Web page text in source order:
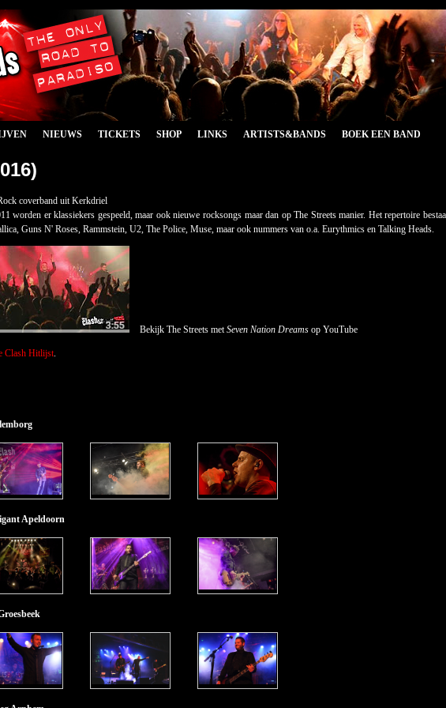
NIEUWS TICKETS SHOP LINKS ARTISTS&BANDS BOEK EEN BAND
coverband uit Kerkdriel
worden er klassiekers gespeeld, maar ook nieuwe rocksongs maar dan op The Streets manier. Het repertoire
Guns N' Roses, Rammstein, U2, The Police, Muse, maar ook nummers van o.a. Eurythmics en Talking Heads.
Bekijk The Streets metSeven Nation Dreams op YouTube
Clash Hitlijst.
Apeldoorn